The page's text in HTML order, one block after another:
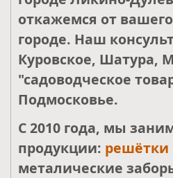
откажемся от
городе. Наш
Куровское, Шатура,
"садоводческое
Подмосковье.
С 2010 года, мы
продукции: решётки
металические